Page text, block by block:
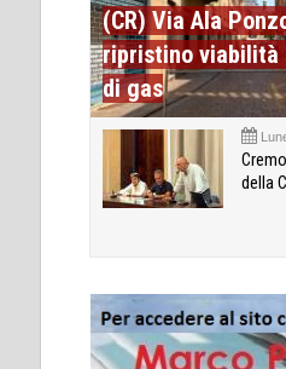
(CR) Via Ala
ripristino viabilità
di gas
della